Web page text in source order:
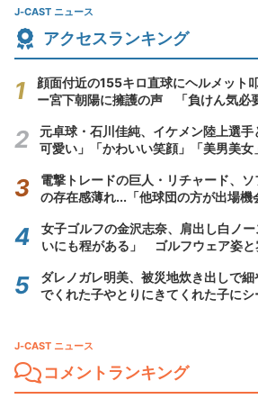
J-CAST ニュース
アクセスランキング
顔面付近の155キロ直球にヘルメット
ー宮下朝陽に擁護の声 「負けん気必
元卓球・石川佳純、イケメン陸上選
可愛い」「かわいい笑顔」「美男美女
電撃トレードの巨人・リチャード、
の存在感薄れ...「他球団の方が出場機
女子ゴルフの金沢志奈、肩出し白ノ
いにも程がある」 ゴルフウェア姿と
ダレノガレ明美、被災地炊き出しで
でくれた子やとりにきてくれた子にシ
J-CAST ニュース
コメントランキング